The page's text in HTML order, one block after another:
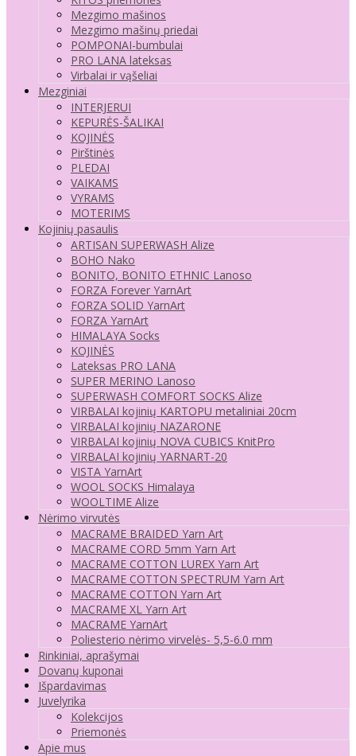
Mezgimo mašinos
Mezgimo mašinų priedai
POMPONAI-bumbulai
PRO LANA lateksas
Virbalai ir vąšeliai
Mezginiai
INTERJERUI
KEPURĖS-ŠALIKAI
KOJINĖS
Pirštinės
PLEDAI
VAIKAMS
VYRAMS
MOTERIMS
Kojinių pasaulis
ARTISAN SUPERWASH Alize
BOHO Nako
BONITO, BONITO ETHNIC Lanoso
FORZA Forever YarnArt
FORZA SOLID YarnArt
FORZA YarnArt
HIMALAYA Socks
KOJINĖS
Lateksas PRO LANA
SUPER MERINO Lanoso
SUPERWASH COMFORT SOCKS Alize
VIRBALAI kojinių KARTOPU metaliniai 20cm
VIRBALAI kojinių NAZARONE
VIRBALAI kojinių NOVA CUBICS KnitPro
VIRBALAI kojinių YARNART-20
VISTA YarnArt
WOOL SOCKS Himalaya
WOOLTIME Alize
Nėrimo virvutės
MACRAME BRAIDED Yarn Art
MACRAME CORD 5mm Yarn Art
MACRAME COTTON LUREX Yarn Art
MACRAME COTTON SPECTRUM Yarn Art
MACRAME COTTON Yarn Art
MACRAME XL Yarn Art
MACRAME YarnArt
Poliesterio nėrimo virvelės- 5,5-6.0 mm
Rinkiniai, aprašymai
Dovanų kuponai
Išpardavimas
Juvelyrika
Kolekcijos
Priemonės
Apie mus